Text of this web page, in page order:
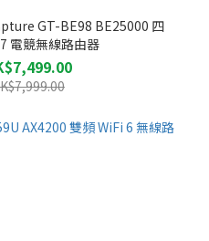
GT-BE98 BE25000 四
電競無線路由器